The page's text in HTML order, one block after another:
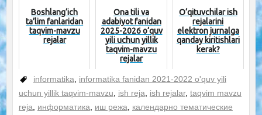
Boshlang‘ich
ta’lim fanlaridan
taqvim-mavzu
rejalar
Ona tili va
adabiyot fanidan
2025-2026 o‘quv
yili uchun yillik
taqvim-mavzu
rejalar
O‘qituvchilar ish
rejalarini
elektron jurnalga
qanday kiritishlari
kerak?
informatika
informatika fanidan 2021-2022 o'quv yili
uchun yillik taqvim-mavzu
ish reja ish rejalar, taqvim mavzu
reja
информатика иш режа
календарно тематические